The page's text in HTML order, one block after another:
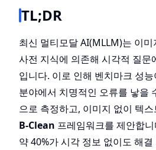
TL;DR
최신 멀티모달 AI(MLLM)는 이
사전 지식에 의존해 시각적 질
입니다. 이로 인해 벤치마크 성
분야에서 치명적인 오류를 낳을
으로 측정하고, 이미지 없이 텍
B-Clean 프레임워크를 제안합
약 40%가 시각 정보 없이도 해